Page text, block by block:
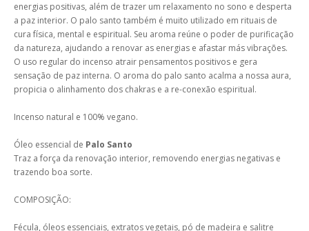
energias positivas, além de trazer um relaxamento no sono e desperta
a paz interior. O palo santo também é muito utilizado em rituais de
cura física, mental e espiritual. Seu aroma reúne o poder de purificação
da natureza, ajudando a renovar as energias e afastar más vibrações.
O uso regular do incenso atrair pensamentos positivos e gera
sensação de paz interna. O aroma do palo santo acalma a nossa aura,
propicia o alinhamento dos chakras e a re-conexão espiritual.
Incenso natural e 100% vegano.
Óleo essencial de Palo Santo
Traz a força da renovação interior, removendo energias negativas e
trazendo boa sorte.
COMPOSIÇÃO:
Fécula, óleos essenciais, extratos vegetais, pó de madeira e salitre